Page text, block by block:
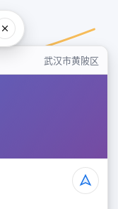
武汉市黄陂区